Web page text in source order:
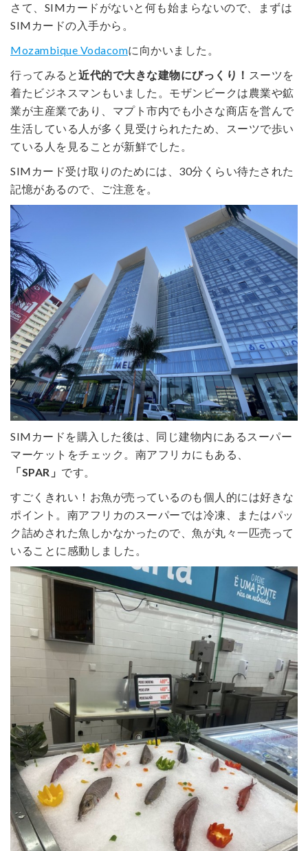
さて、SIMカードがないと何も始まらないので、まずは
SIMカードの入手から。
Mozambique Vodacomに向かいました。
行ってみると近代的で大きな建物にびっくり！ スーツを
着たビジネスマンもいました。モザンビークは農業や鉱
業が主産業であり、マプト市内でも小さな商店を営んで
生活している人が多く見受けられたため、スーツで歩い
ている人を見ることが新鮮でした。
SIMカード受け取りのためには、30分くらい待たされた
記憶があるので、ご注意を。
SIMカードを購入した後は、同じ建物内にあるスーパー
マーケットをチェック。南アフリカにもある、
「SPAR」 です。
すごくきれい！お魚が売っているのも個人的には好きな
ポイント。南アフリカのスーパーでは冷凍、またはパッ
ク詰めされた魚しかなかったので、魚が丸々一匹売って
いることに感動しました。